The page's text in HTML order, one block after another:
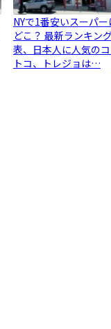
NYで1番安いスーパー
どこ？ 最新ランキン
表、日本人に人気の
トコ、トレジョは…